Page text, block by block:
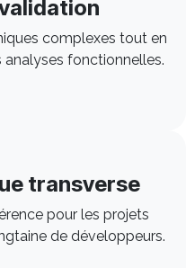
complexes tout en
fonctionnelles.
transverse
pour les projets
de développeurs.